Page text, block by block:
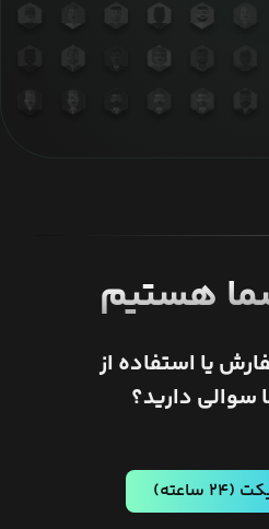
هستیم
یا استفاده از
دارید؟
(۲۴ ساعته)